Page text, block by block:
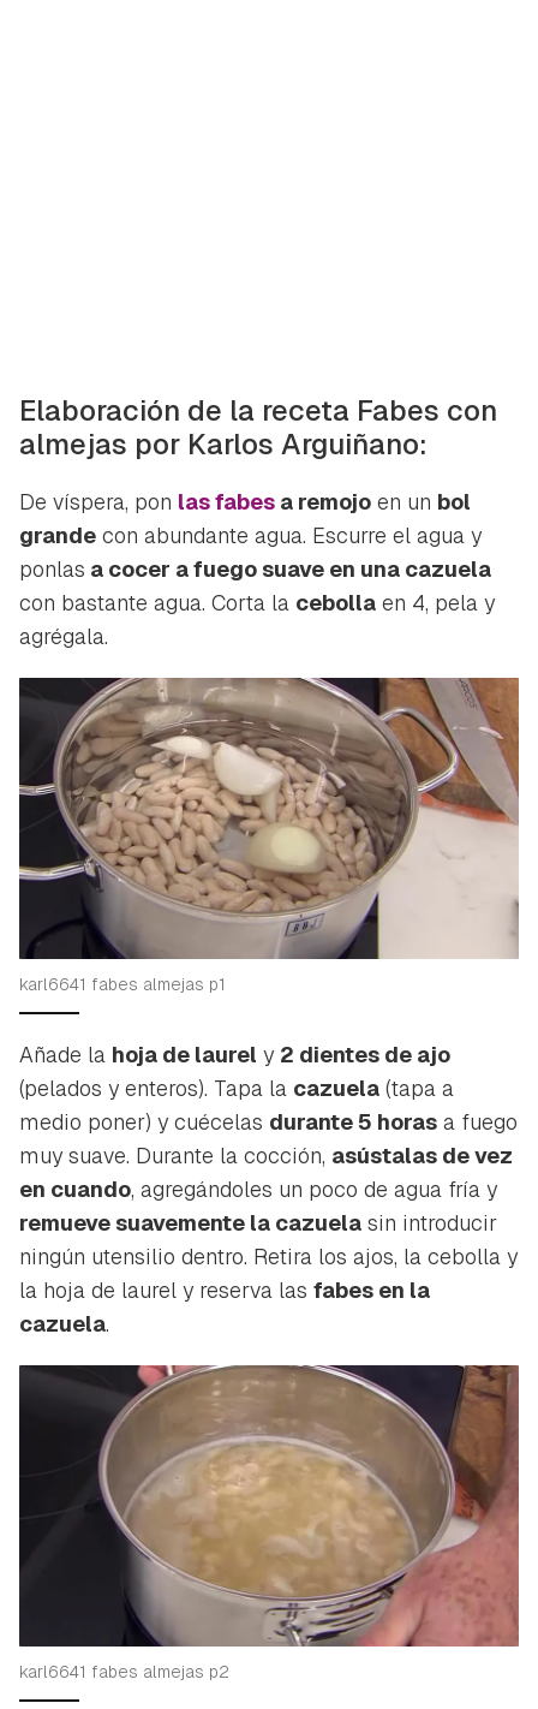
Guardar como favorito
Para poder guardar como favorito, primero has de
iniciar sesión con tu cuenta de Hogarmanía.
Elaboración de la receta Fabes con
almejas por Karlos Arguiñano:
De víspera, pon las fabes a remojo en un bol
grande con abundante agua. Escurre el agua y
ponlas a cocer a fuego suave en una cazuela
con bastante agua. Corta la cebolla en 4, pela y
agrégala.
karl6641 fabes almejas p1
Añade la hoja de laurel y 2 dientes de ajo
(pelados y enteros). Tapa la cazuela (tapa a
medio poner) y cuécelas durante 5 horas a fuego
muy suave. Durante la cocción, asústalas de vez
en cuando, agregándoles un poco de agua fría y
remueve suavemente la cazuela sin introducir
ningún utensilio dentro. Retira los ajos, la cebolla y
la hoja de laurel y reserva las fabes en la
cazuela.
karl6641 fabes almejas p2
Contenido enviado
Gracias por suscribirte a nuestro boletín.